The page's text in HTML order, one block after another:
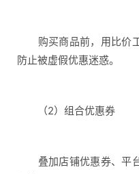
购买商品前，用比价工
防止被虚假优惠迷惑。
（2）组合优惠券
叠加店铺优惠券、平台